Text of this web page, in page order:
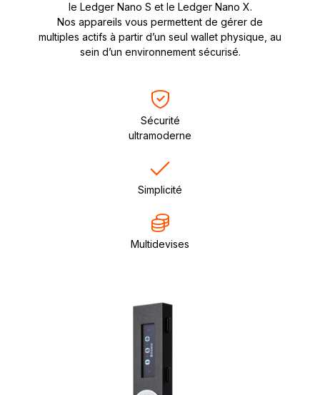
le Ledger Nano S et le Ledger Nano X.
Nos appareils vous permettent de gérer de
multiples actifs à partir d’un seul wallet physique, au
sein d’un environnement sécurisé.
Sécurité
ultramoderne
Simplicité
Multidevises